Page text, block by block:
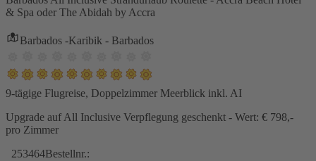
& Spa oder The Abidah by Accra
Barbados -Karibik - Barbados
9-tägige Flugreise, Doppelzimmer Meerblick inkl. AI
Upgrade auf All Inclusive Verpflegung geschenkt - Wert: € 798,-
pro Zimmer
253464Bestellnr.: